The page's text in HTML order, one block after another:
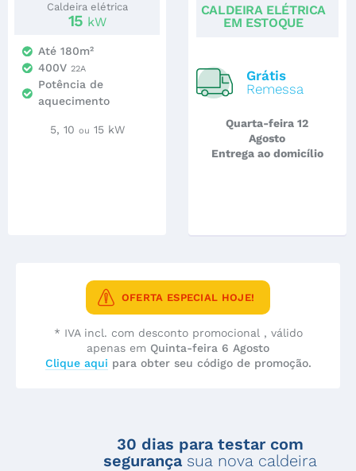
Caldeira elétrica
15 kW
Até 180m²
400V 22A
Potência de
aquecimento
5, 10 ou 15 kW
CALDEIRA ELÉTRICA
EM ESTOQUE
Grátis
Remessa
Quarta-feira 12
Agosto
Entrega ao domicílio
OFERTA ESPECIAL HOJE!
* IVA incl. com desconto promocional , válido
apenas em Quinta-feira 6 Agosto
Clique aqui para obter seu código de promoção.
30 dias para testar com
segurançasua nova caldeira